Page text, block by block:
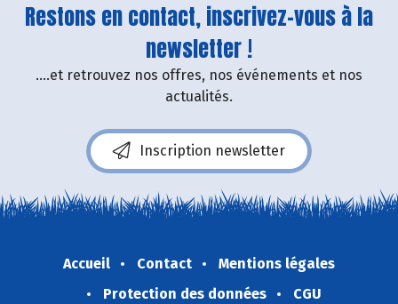
Restons en contact, inscrivez-vous à la
newsletter !
....et retrouvez nos offres, nos événements et nos
actualités.
Inscription newsletter
Accueil Contact
Mentions légales
Protection des données
CGU